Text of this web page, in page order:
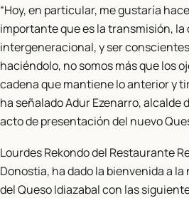
“Hoy, en particular, me gustaría
importante que es la transmisión,
intergeneracional, y ser
haciéndolo, no somos más que los
cadena que mantiene lo anterior y
ha señalado Adur Ezenarro, alcalde
acto de presentación del nuevo
Lourdes Rekondo del Restaurante
Donostia, ha dado la bienvenida a
del Queso Idiazabal con las